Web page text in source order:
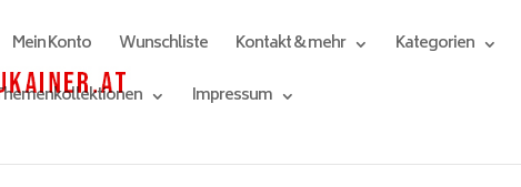
Mein Konto Wunschliste Kontakt & mehr Kategorien
Impressum